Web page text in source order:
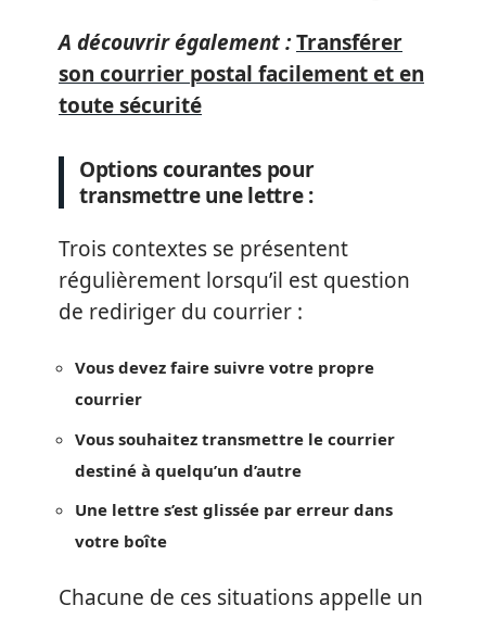
A découvrir également :Transférer
son courrier postal facilement et en
toute sécurité
Options courantes pour
transmettre une lettre :
Trois contextes se présentent
régulièrement lorsqu’il est question
de rediriger du courrier :
Vous devez faire suivre votre propre
courrier
Vous souhaitez transmettre le courrier
destiné à quelqu’un d’autre
Une lettre s’est glissée par erreur dans
votre boîte
Chacune de ces situations appelle un